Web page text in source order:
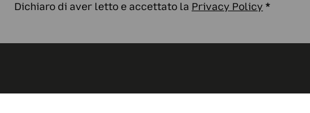
Dichiaro di aver letto e accettato la Privacy Policy *